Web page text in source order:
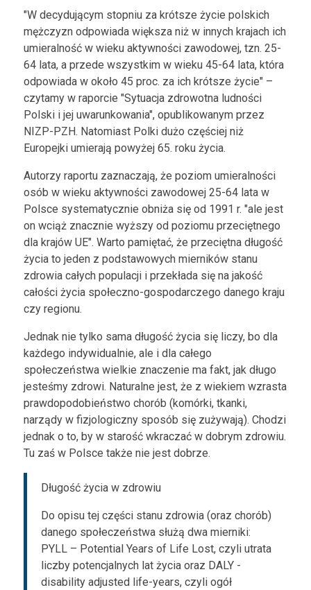
"W decydującym stopniu za krótsze życie polskich
mężczyzn odpowiada większa niż w innych krajach ich
umieralność w wieku aktywności zawodowej, tzn. 25-
64 lata, a przede wszystkim w wieku 45-64 lata, która
odpowiada w około 45 proc. za ich krótsze życie" –
czytamy w raporcie "Sytuacja zdrowotna ludności
Polski i jej uwarunkowania", opublikowanym przez
NIZP-PZH. Natomiast Polki dużo częściej niż
Europejki umierają powyżej 65. roku życia.
Autorzy raportu zaznaczają, że poziom umieralności
osób w wieku aktywności zawodowej 25-64 lata w
Polsce systematycznie obniża się od 1991 r. "ale jest
on wciąż znacznie wyższy od poziomu przeciętnego
dla krajów UE". Warto pamiętać, że przeciętna długość
życia to jeden z podstawowych mierników stanu
zdrowia całych populacji i przekłada się na jakość
całości życia społeczno-gospodarczego danego kraju
czy regionu.
Jednak nie tylko sama długość życia się liczy, bo dla
każdego indywidualnie, ale i dla całego
społeczeństwa wielkie znaczenie ma fakt, jak długo
jesteśmy zdrowi. Naturalne jest, że z wiekiem wzrasta
prawdopodobieństwo chorób (komórki, tkanki,
narządy w fizjologiczny sposób się zużywają). Chodzi
jednak o to, by w starość wkraczać w dobrym zdrowiu.
Tu zaś w Polsce także nie jest dobrze.
Długość życia w zdrowiu
Do opisu tej części stanu zdrowia (oraz chorób)
danego społeczeństwa służą dwa mierniki:
PYLL – Potential Years of Life Lost, czyli utrata
liczby potencjalnych lat życia oraz DALY -
disability adjusted life-years, czyli ogół